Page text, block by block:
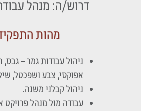
דרוש/ה: מנהל
מהות
ניהול עבודות גמר – גבס,
אפוקסי, צבע ושפכטל,
ניהול קבלני משנה.
עבודה מול מנהל פרויקט